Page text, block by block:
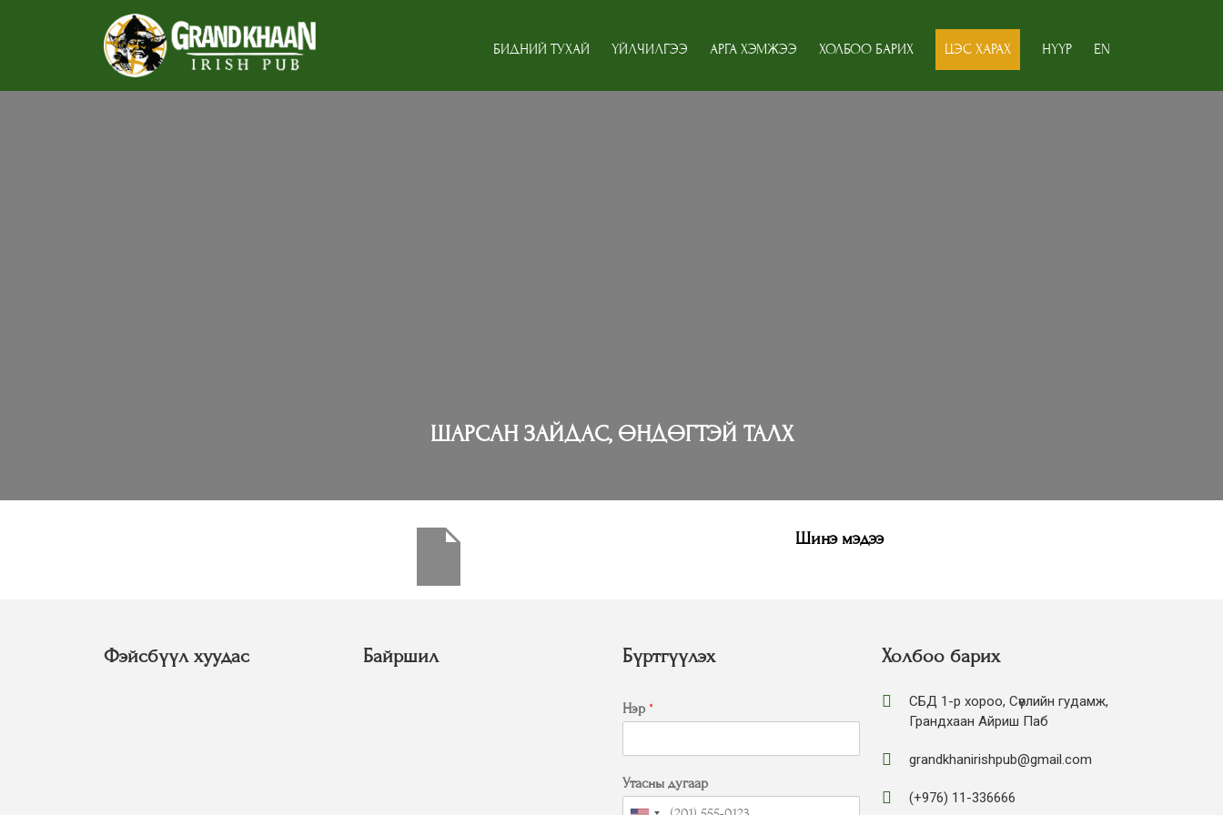
БИДНИЙ ТУХАЙ ҮЙЛЧИЛГЭЭ АРГА ХЭМЖЭЭ ХОЛБОО БАРИХ ЦЭС ХАРАХ НҮҮР EN
ШАРСАН ЗАЙДАС, ӨНДӨГТЭЙ ТАЛХ
Шинэ мэдээ
Фэйсбүүл хуудас Байршил Бүртгүүлэх
Нэр *
Утасны дугаар
Холбоо барих
СБД 1-р хороо, Сөүлийн гудамж,
Грандхаан Айриш Паб
grandkhanirishpub@gmail.com
(+976) 11-336666